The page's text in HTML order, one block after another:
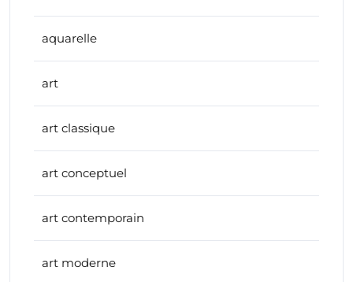
aquarelle
art
art classique
art conceptuel
art contemporain
art moderne